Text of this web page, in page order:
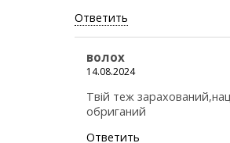
Ответить
волох
14.08.2024
Твій теж
обриганий
Ответить